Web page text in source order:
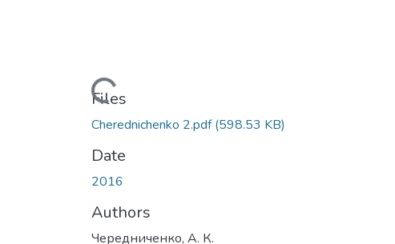
Loading...
Files
Cherednichenko 2.pdf(598.53 KB)
Date
2016
Authors
Чередниченко, А. К.